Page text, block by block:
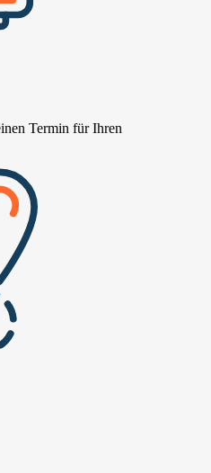
Termin für Ihren